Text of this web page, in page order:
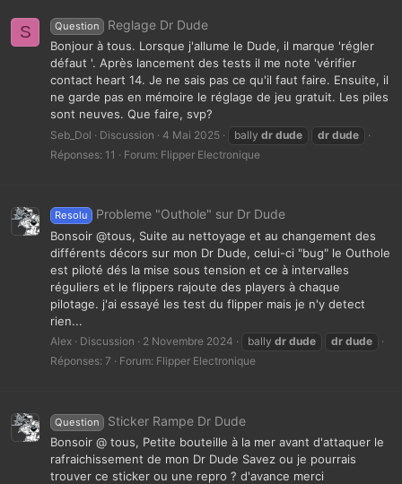
S Question Reglage Dr Dude
Bonjour à tous. Lorsque j'allume le Dude, il marque 'régler
défaut '. Après lancement des tests il me note 'vérifier
contact heart 14. Je ne sais pas ce qu'il faut faire. Ensuite, il
ne garde pas en mémoire le réglage de jeu gratuit. Les piles
sont neuves. Que faire, svp?
Seb_Dol Discussion 4 Mai 2025 bally dr dude dr dude
Réponses: 11
Forum: Flipper Electronique
Resolu Probleme "Outhole" sur Dr Dude
Bonsoir @tous, Suite au nettoyage et au changement des
différents décors sur mon Dr Dude, celui-ci "bug" le Outhole
est piloté dés la mise sous tension et ce à intervalles
réguliers et le flippers rajoute des players à chaque
pilotage. j'ai essayé les test du flipper mais je n'y detect
rien...
Alex Discussion 2 Novembre 2024 bally dr dude dr dude
Réponses: 7
Forum: Flipper Electronique
Question Sticker Rampe Dr Dude
Bonsoir @ tous, Petite bouteille à la mer avant d'attaquer le
rafraichissement de mon Dr Dude Savez ou je pourrais
trouver ce sticker ou une repro ? d'avance merci